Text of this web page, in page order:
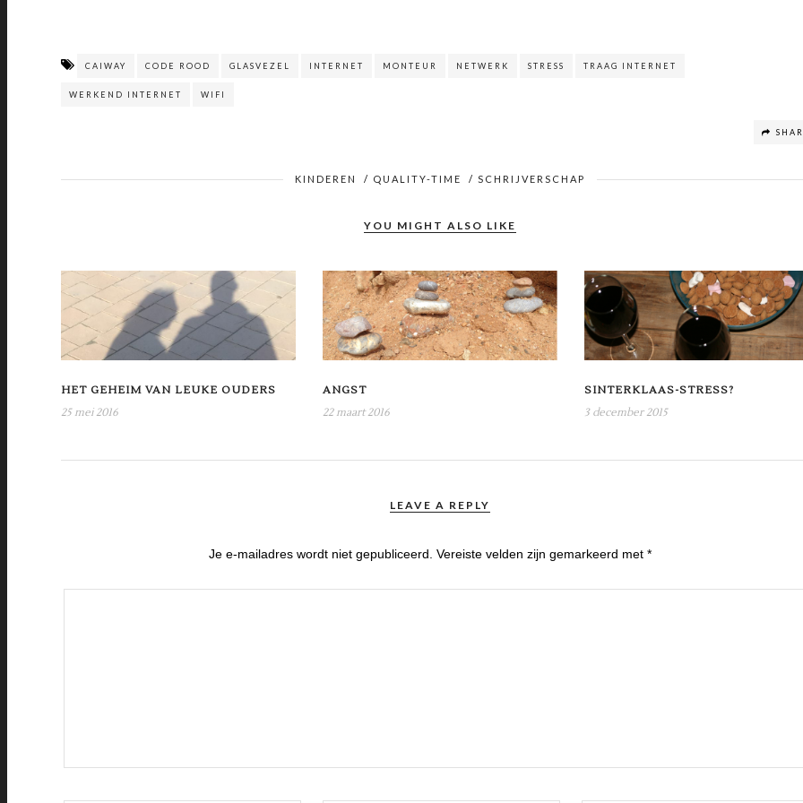
CAIWAY CODE ROOD GLASVEZEL INTERNET MONTEUR NETWERK STRESS TRAAG INTERNET
WERKEND INTERNET WIFI
KINDEREN / QUALITY-TIME / SCHRIJVERSCHAP
YOU MIGHT ALSO LIKE
HET GEHEIM VAN LEUKE OUDERS
25 mei 2016
ANGST
22 maart 2016
SINTERKLAAS-STRESS?
3 december 2015
LEAVE A REPLY
Je e-mailadres wordt niet gepubliceerd. Vereiste velden zijn gemarkeerd met*